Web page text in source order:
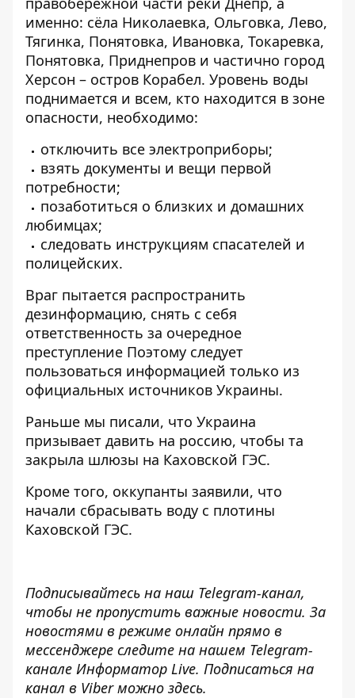
именно: сёла Николаевка, Ольговка, Лево,
Тягинка, Понятовка, Ивановка, Токаревка,
Понятовка, Приднепров и частично город
Херсон – остров Корабел. Уровень воды
поднимается и всем, кто находится в зоне
опасности, необходимо:
отключить все электроприборы;
взять документы и вещи первой
потребности;
позаботиться о близких и домашних
любимцах;
следовать инструкциям спасателей и
полицейских.
Враг пытается распространить
дезинформацию, снять с себя
ответственность за очередное
преступление Поэтому следует
пользоваться информацией только из
официальных источников Украины.
Раньше мы писали, что Украина
призывает давить на россию, чтобы та
закрыла шлюзы на Каховской ГЭС.
Кроме того, оккупанты заявили, что
начали сбрасывать воду с плотины
Каховской ГЭС.
Подписывайтесь на наш Telegram-канал,
чтобы не пропустить важные новости. За
новостями в режиме онлайн прямо в
мессенджере следите на нашем Telegram-
канале Информатор Live. Подписаться на
канал в Viber можно здесь.